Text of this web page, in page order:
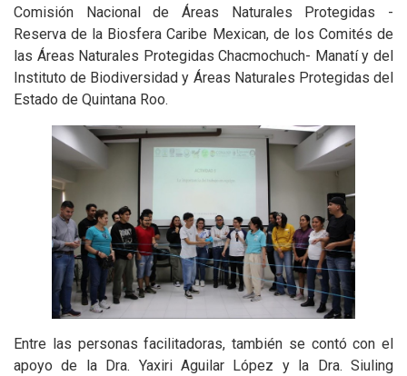
Comisión Nacional de Áreas Naturales Protegidas -
Reserva de la Biosfera Caribe Mexican, de los Comités de
las Áreas Naturales Protegidas Chacmochuch- Manatí y del
Instituto de Biodiversidad y Áreas Naturales Protegidas del
Estado de Quintana Roo.
Entre las personas facilitadoras, también se contó con el
apoyo de la Dra. Yaxiri Aguilar López y la Dra. Siuling